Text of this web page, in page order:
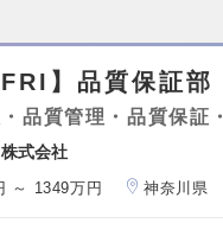
FRI】品質保証
品質管理・品質保証
式会社
～ 1349万円 神奈川県